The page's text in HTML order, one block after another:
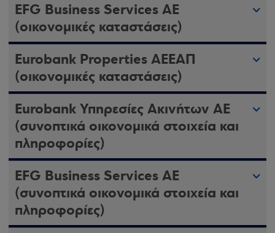
EFG Business Services AE
(οικονομικές καταστάσεις)
Eurobank Properties ΑΕΕΑΠ
(οικονομικές καταστάσεις)
Εurobank Υπηρεσίες Ακινήτων ΑE
(συνοπτικά οικονομικά στοιχεία και
πληροφορίες)
EFG Business Services AE
(συνοπτικά οικονομικά στοιχεία και
πληροφορίες)